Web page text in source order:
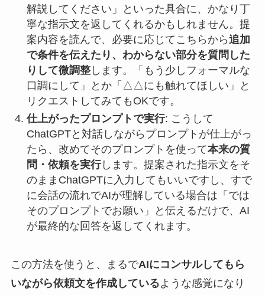
解説してください」といった具合に、かなり丁
寧な指示文を返してくれるかもしれません。提
案内容を読んで、必要に応じてこちらから追加
で条件を伝えたり、わからない部分を質問した
りして微調整します。「もう少しフォーマルな
口調にして」とか「△△にも触れてほしい」と
リクエストしてみてもOKです。
仕上がったプロンプトで実行: こうして
ChatGPTと対話しながらプロンプトが仕上がっ
たら、改めてそのプロンプトを使って本来の質
問・依頼を実行します。提案された指示文をそ
のままChatGPTに入力してもいいですし、すで
に会話の流れでAIが理解している場合は「では
そのプロンプトでお願い」と伝えるだけで、AI
が最終的な回答を返してくれます。
この方法を使うと、まるでAIにコンサルしてもら
いながら依頼文を作成しているような感覚になり